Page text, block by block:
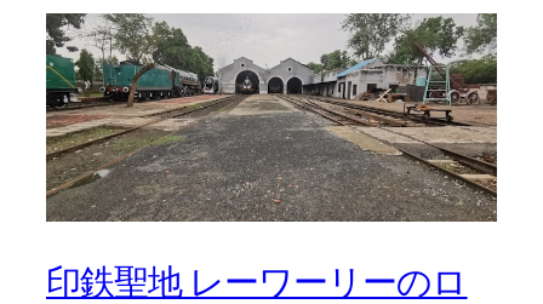
印鉄聖地 レーワーリーのロ